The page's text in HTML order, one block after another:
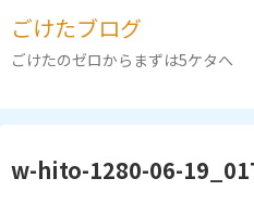
ごけたブログ
ごけたのゼロからまずは5ケタへ
w-hito-1280-06-